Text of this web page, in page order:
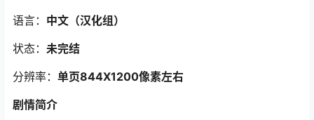
语言： 中文（汉化组）
状态： 未完结
分辨率： 单页844X1200像素左右
剧情简介